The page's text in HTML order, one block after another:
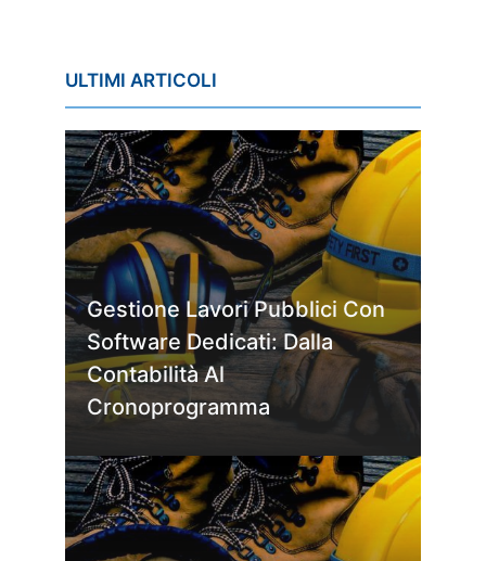
ULTIMI ARTICOLI
Gestione Lavori Pubblici Con
Software Dedicati: Dalla
Contabilità Al
Cronoprogramma